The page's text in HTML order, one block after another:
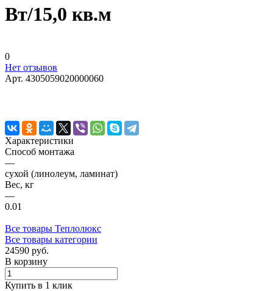
Вт/15,0 кв.м
0
Нет отзывов
Арт. 4305059020000060
Характеристики
Способ монтажа
—
сухой (линолеум, ламинат)
Вес, кг
—
0.01
Все товары Теплолюкс
Все товары категории
24590 руб.
В корзину
Купить в 1 клик